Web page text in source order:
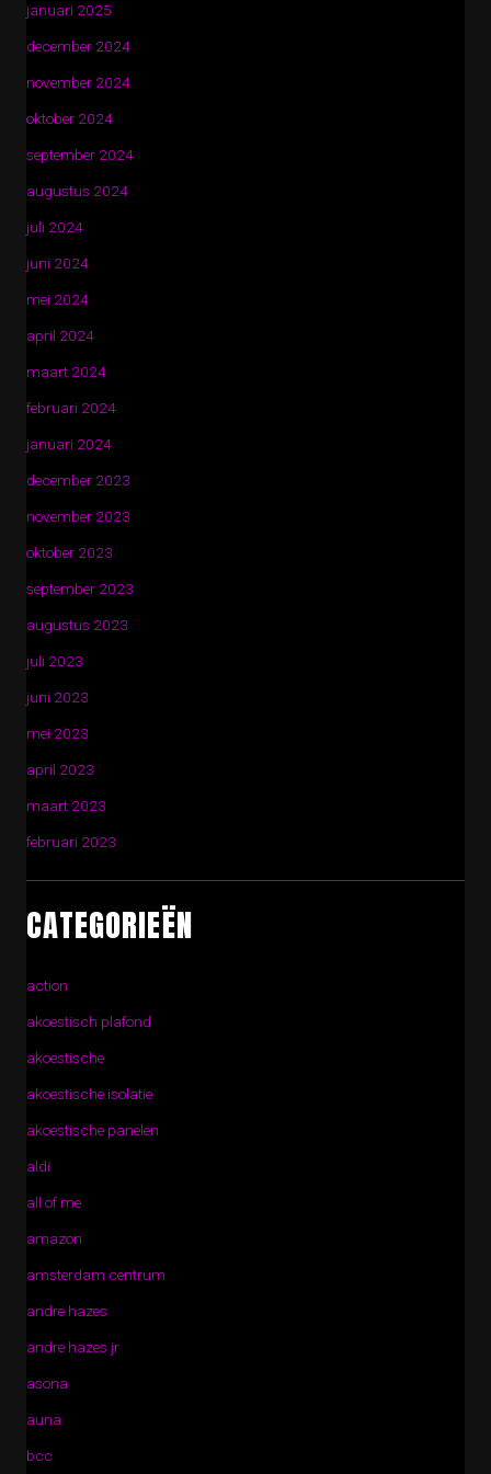
januari 2025
december 2024
november 2024
oktober 2024
september 2024
augustus 2024
juli 2024
juni 2024
mei 2024
april 2024
maart 2024
februari 2024
januari 2024
december 2023
november 2023
oktober 2023
september 2023
augustus 2023
juli 2023
juni 2023
mei 2023
april 2023
maart 2023
februari 2023
CATEGORIEËN
action
akoestisch plafond
akoestische
akoestische isolatie
akoestische panelen
aldi
all of me
amazon
amsterdam centrum
andre hazes
andre hazes jr
asona
auna
bcc